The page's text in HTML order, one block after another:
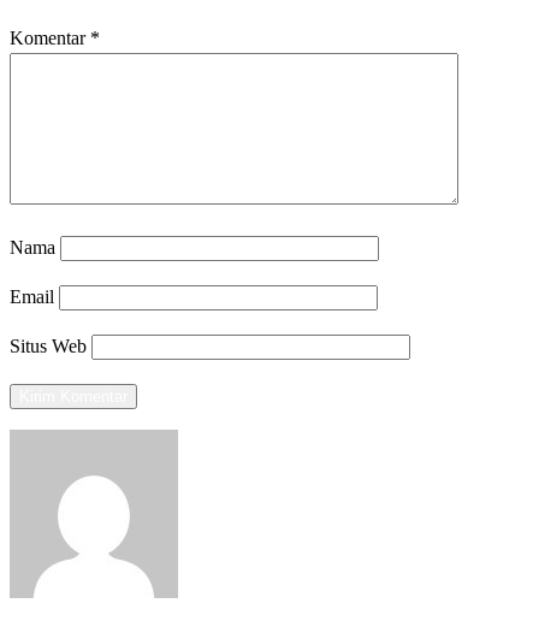
Komentar *
Nama
Email
Situs Web